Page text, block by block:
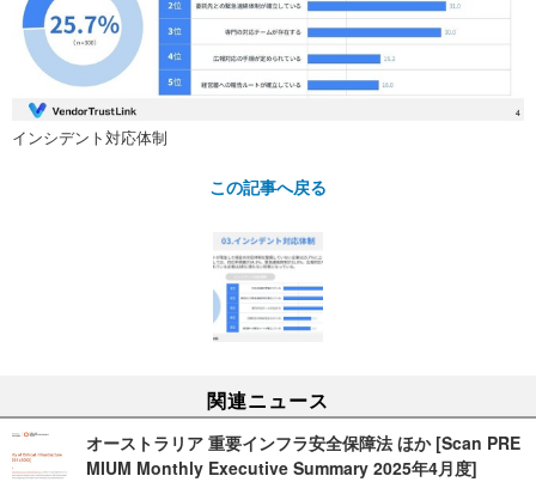
インシデント対応体制
この記事へ戻る
関連ニュース
オーストラリア 重要インフラ安全保障法 ほか [Scan PRE
MIUM Monthly Executive Summary 2025年4月度]